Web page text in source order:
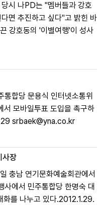
시 나PD는 "멤버들과 강호
면 추진하고 싶다"고 밝힌 바
강호동의 '이별여행'이 성사
합당 문용식 인터넷소통위
모바일투표 도입을 촉구하
29 srbaek@yna.co.kr
사장
충남 연기문화예술회관에서
에서 민주통합당 한명숙 대
화를 나누고 있다.2012.1.29.